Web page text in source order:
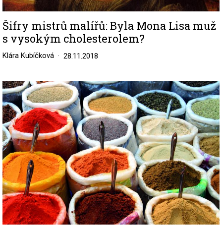
Šifry mistrů malířů: Byla Mona Lisa muž
s vysokým cholesterolem?
Klára Kubíčková 28.11.2018
Image